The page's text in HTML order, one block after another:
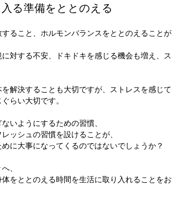
る準備をととのえる
ること、ホルモンバランスをととのえること
に対する不安、ドキドキを感じる機会も増え、
解決することも大切ですが、ストレスを感じ
らい大切です。
いようにするための習慣、
ッシュの習慣を設けることが、
に大事になってくるのではないでしょうか？
、
をととのえる時間を生活に取り入れることをお